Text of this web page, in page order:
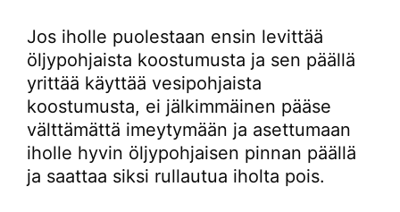
Jos iholle puolestaan ensin levittää
öljypohjaista koostumusta ja sen päällä
yrittää käyttää vesipohjaista
koostumusta, ei jälkimmäinen pääse
välttämättä imeytymään ja asettumaan
iholle hyvin öljypohjaisen pinnan päällä
ja saattaa siksi rullautua iholta pois.